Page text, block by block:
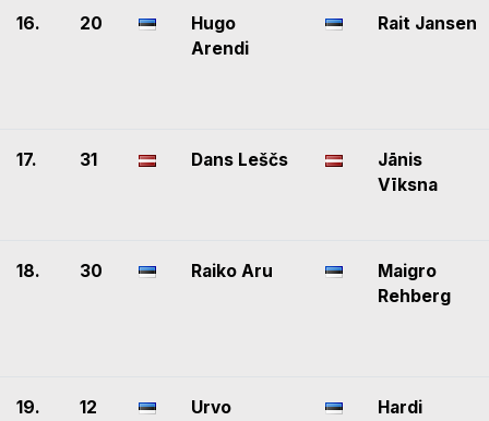
16. 20
Hugo
Arendi
Rait Jansen
17. 31 Dans Leščs
Jānis
Vīksna
18. 30 Raiko Aru
Maigro
Rehberg
19. 12
Urvo
Hardi